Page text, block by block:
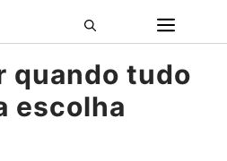
quando tudo
escolha